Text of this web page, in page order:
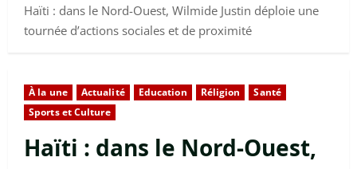
Haïti : dans le Nord-Ouest, Wilmide Justin déploie une
tournée d’actions sociales et de proximité
À la une Actualité Education Réligion
Santé
Sports et Culture
Haïti : dans le Nord-Ouest,